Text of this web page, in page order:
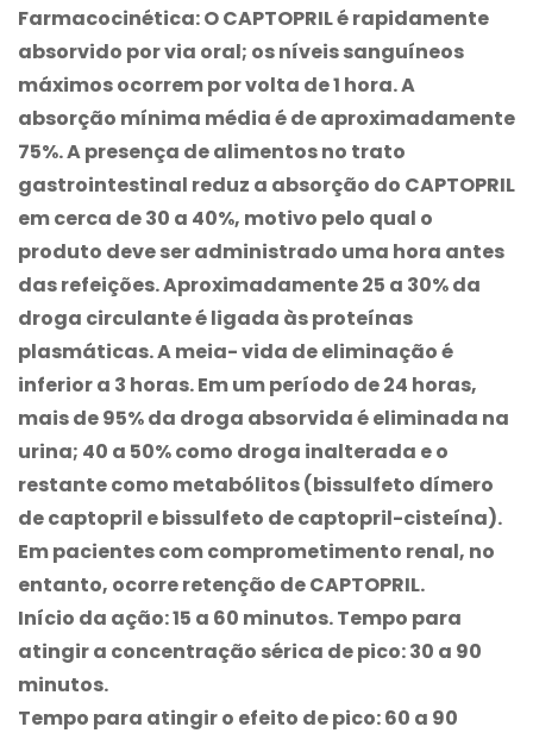
Farmacocinética: O CAPTOPRIL é rapidamente
absorvido por via oral; os níveis sanguíneos
máximos ocorrem por volta de 1 hora. A
absorção mínima média é de aproximadamente
75%. A presença de alimentos no trato
gastrointestinal reduz a absorção do CAPTOPRIL
em cerca de 30 a 40%, motivo pelo qual o
produto deve ser administrado uma hora antes
das refeições. Aproximadamente 25 a 30% da
droga circulante é ligada às proteínas
plasmáticas. A meia- vida de eliminação é
inferior a 3 horas. Em um período de 24 horas,
mais de 95% da droga absorvida é eliminada na
urina; 40 a 50% como droga inalterada e o
restante como metabólitos (bissulfeto dímero
de captopril e bissulfeto de captopril-cisteína).
Em pacientes com comprometimento renal, no
entanto, ocorre retenção de CAPTOPRIL.
Início da ação: 15 a 60 minutos. Tempo para
atingir a concentração sérica de pico: 30 a 90
minutos.
Tempo para atingir o efeito de pico: 60 a 90